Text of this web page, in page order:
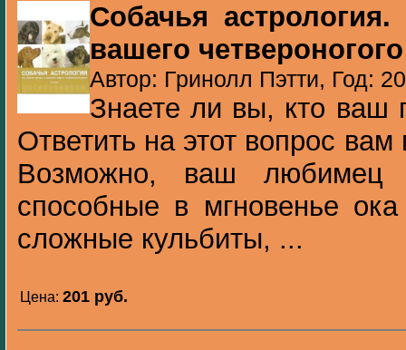
Собачья
вашего
Автор: Гринолл Пэтти, Год:
Знаете ли вы, кто ваш
Ответить на этот вопрос
Возможно, ваш любимец
способные в мгновенье
сложные кульбиты, ...
Цена: 201 pуб.